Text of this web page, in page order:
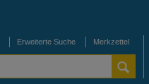
Erweiterte Suche Merkzettel